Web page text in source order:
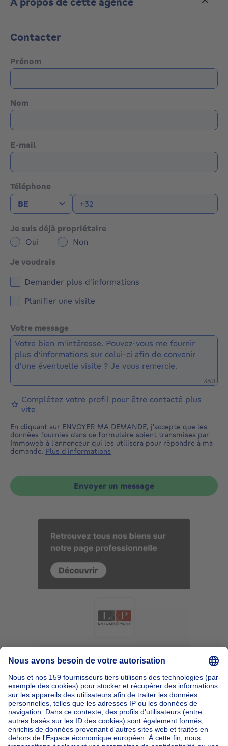
Contacter
Prénom
Nom
E-mail
Téléphone
Je suis déjà propriétaire
Oui
Non
Je voudrais
Demander plus d'informations
Planifier une visite
Votre message
360
Complétez votre profil pour être contacté plus
vite
En cliquant sur ENVOYER MA DEMANDE, j'accepte que les
données fournies dans ce formulaire soient transmises par
Immoweb à l'annonceur qui les utilisera pour répondre à ma
demande. Plus d'informations
Envoyer un message
Accueil Belgique
Brabant Flamand (province)
Hal-Vilvorde (arrondissement)
Acheter votre penthouse à Zaventem sint-stevens-woluwe